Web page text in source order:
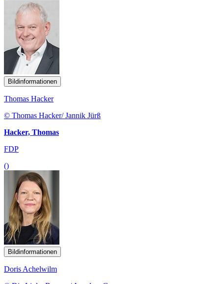
Bildinformationen
Thomas Hacker
© Thomas Hacker/ Jannik Jürß
Hacker, Thomas
FDP
()
Bildinformationen
Doris Achelwilm